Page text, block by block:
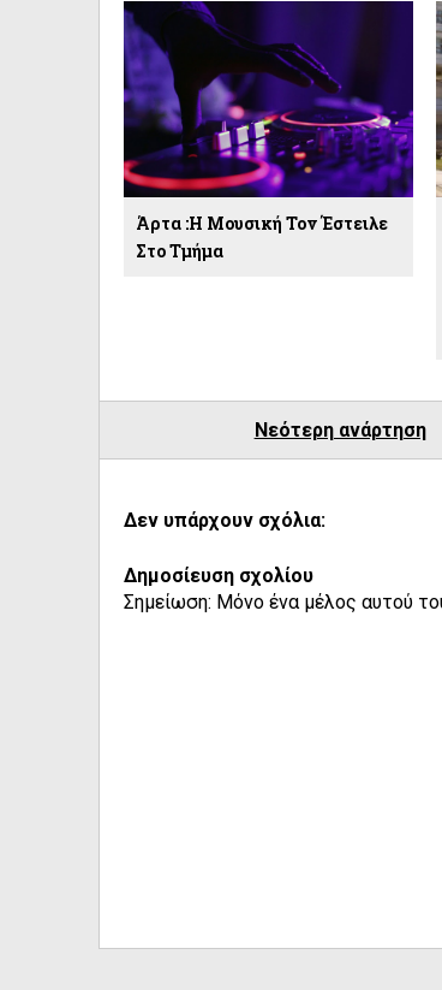
Άρτα :Η Μουσική Τον Έστειλε
Στο Τμήμα
Νεότερη ανάρτηση
Δεν υπάρχουν σχόλια:
Δημοσίευση σχολίου
Σημείωση: Μόνο ένα μέλος αυτού